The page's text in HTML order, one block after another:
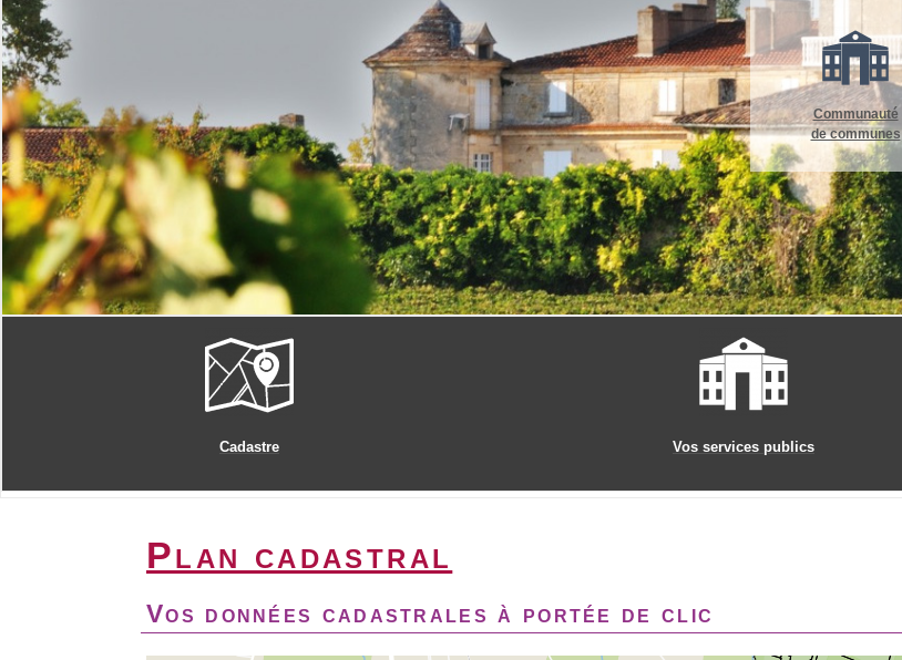
Communauté
de communes
Cadastre Vos services publics
Plan cadastral
Vos données cadastrales à portée de clic